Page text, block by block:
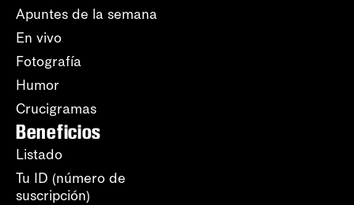
Apuntes de la semana
En vivo
Fotografía
Humor
Crucigramas
Beneficios
Listado
Tu ID (número de
suscripción)